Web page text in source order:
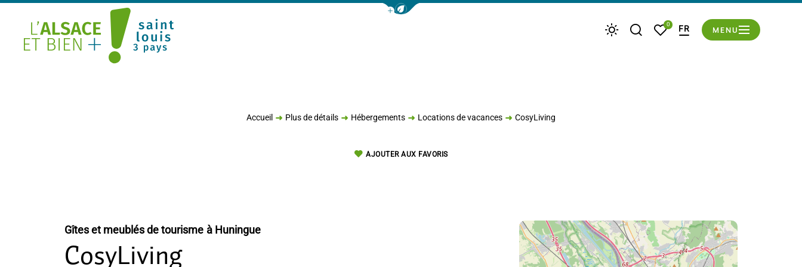
Afficher la barre de navigation du mode éco
MétéoJe recherche
Mes favoris
0 FR MENU
Accueil Plus de détails Hébergements Locations de vacances CosyLiving
AJOUTER AUX FAVORIS
Gîtes et meublés de tourisme à Huningue
CosyLiving